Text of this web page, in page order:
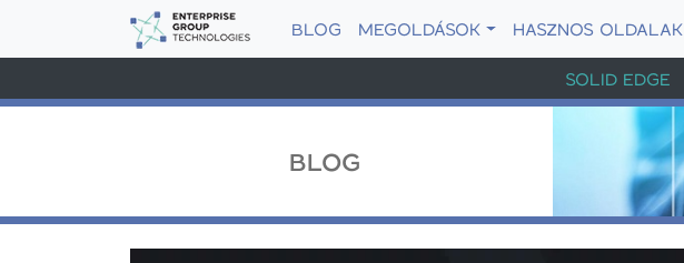
BLOG MEGOLDÁSOK HASZNOS OLDALAK
SOLID EDGE
BLOG